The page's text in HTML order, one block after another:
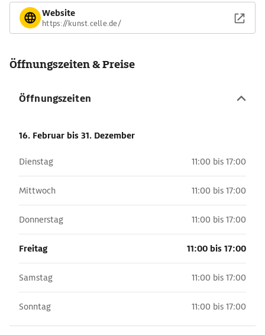
Website
https://kunst.celle.de/
Öffnungszeiten & Preise
Öffnungszeiten
16. Februar bis 31. Dezember
Dienstag 11:00 bis 17:00
Mittwoch 11:00 bis 17:00
Donnerstag 11:00 bis 17:00
Freitag 11:00 bis 17:00
Samstag 11:00 bis 17:00
Sonntag 11:00 bis 17:00